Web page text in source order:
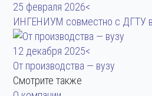
25 февраля 2026<
ИНГЕНИУМ совместно с ДГТУ
12 декабря 2025<
От производства — вузу
Смотрите также